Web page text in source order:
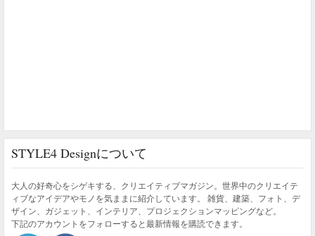
STYLE4 Designについて
大人の好奇心をシゲキする、クリエイティブマガジン。世界中のクリエイテ
ィブなアイデアやモノを気ままに紹介しています。 雑貨、建築、フォト、デ
ザイン、ガジェット、インテリア、プロジェクションマッピングなど。
下記のアカウントをフォローすると最新情報を購読できます。